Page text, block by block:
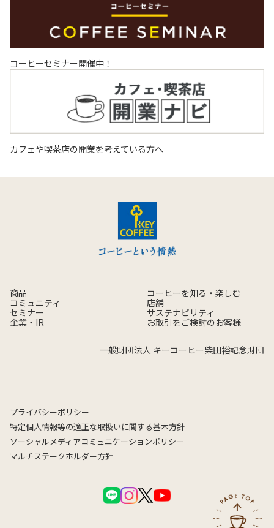
コーヒーセミナー開催中！
カフェや喫茶店の開業を考えている方へ
商品
コーヒーを知る・楽しむ
コミュニティ
店舗
セミナー
サステナビリティ
企業・IR
お取引をご検討のお客様
一般財団法人 キーコーヒー柴田裕記念財団
プライバシーポリシー
特定個人情報等の適正な取扱いに関する基本方針
ソーシャルメディアコミュニケーションポリシー
マルチステークホルダー方針